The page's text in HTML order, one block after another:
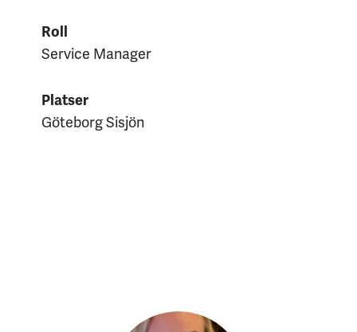
Roll
Service Manager
Platser
Göteborg Sisjön